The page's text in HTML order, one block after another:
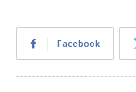
Facebook